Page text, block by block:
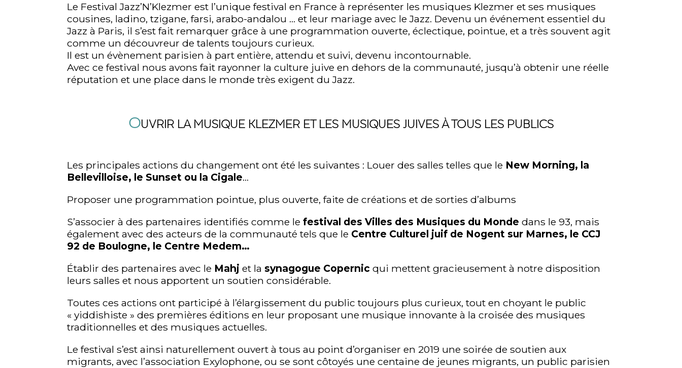
Le Festival Jazz’N’Klezmer est l’unique festival en France à représenter les musiques Klezmer et ses musiques
cousines, ladino, tzigane, farsi, arabo-andalou … et leur mariage avec le Jazz. Devenu un événement essentiel du
Jazz à Paris, il s’est fait remarquer grâce à une programmation ouverte, éclectique, pointue, et a très souvent agit
comme un découvreur de talents toujours curieux.
Il est un évènement parisien à part entière, attendu et suivi, devenu incontournable.
Avec ce festival nous avons fait rayonner la culture juive en dehors de la communauté, jusqu’à obtenir une réelle
réputation et une place dans le monde très exigent du Jazz.
OUVRIR LA MUSIQUE KLEZMER ET LES MUSIQUES JUIVES À TOUS LES PUBLICS
Les principales actions du changement ont été les suivantes : Louer des salles telles que le New Morning, la
Bellevilloise, le Sunset ou la Cigale…
Proposer une programmation pointue, plus ouverte, faite de créations et de sorties d’albums
S’associer à des partenaires identifiés comme le festival des Villes des Musiques du Monde dans le 93, mais
également avec des acteurs de la communauté tels que le Centre Culturel juif de Nogent sur Marnes, le CCJ
92 de Boulogne, le Centre Medem…
Établir des partenaires avec le Mahj et la synagogue Copernic qui mettent gracieusement à notre disposition
leurs salles et nous apportent un soutien considérable.
Toutes ces actions ont participé à l’élargissement du public toujours plus curieux, tout en choyant le public
« yiddishiste » des premières éditions en leur proposant une musique innovante à la croisée des musiques
traditionnelles et des musiques actuelles.
Le festival s’est ainsi naturellement ouvert à tous au point d’organiser en 2019 une soirée de soutien aux
migrants, avec l’association Exylophone, ou se sont côtoyés une centaine de jeunes migrants, un public parisien